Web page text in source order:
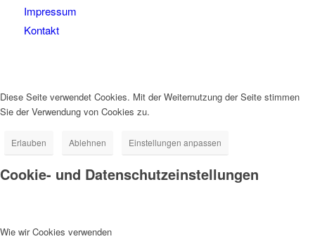
Impressum
Kontakt
Diese Seite verwendet Cookies. Mit der Weiternutzung der Seite stimmen
Sie der Verwendung von Cookies zu.
Erlauben Ablehnen Einstellungen anpassen
Cookie- und Datenschutzeinstellungen
Wie wir Cookies verwenden